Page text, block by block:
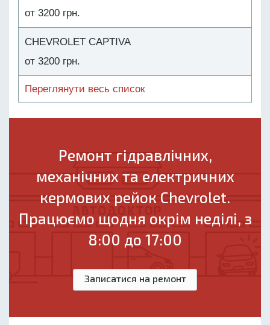
от 3200 грн.
CHEVROLET CAPTIVA
от 3200 грн.
Переглянути весь список
Ремонт гідравлічних,
механічних та електричних
кермових рейок Chevrolet.
Працюємо щодня окрім неділі, з
8:00 до 17:00
Записатися на ремонт